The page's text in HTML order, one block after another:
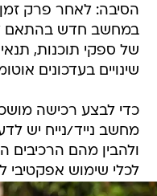
הסיבה: לאחר פרק
במחשב חדש בהתאם
של ספקי תוכנות,
שינויים בעדכונים
כדי לבצע רכישה
מחשב נייד/נייח יש
ולהבין מהם
לכלי שימוש אפקטיבי